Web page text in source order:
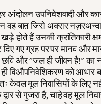
आंदोलन उपनिवेशवादी और
वह बात जिसे अक्सर
खड़े होते हैं उनकी क्रांतिकारी
गए ग्रह पर पर मानव और
छवि और "जल ही जीवन है!" का
विऔपनिवेशिकरण को आधार
केवल मूल निवासियों के लिए
द्वार से गुजरा है, चाहे वह मूल